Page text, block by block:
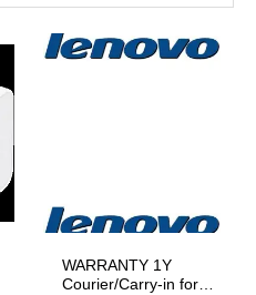
WARRANTY 1Y
Courier/Carry-in for